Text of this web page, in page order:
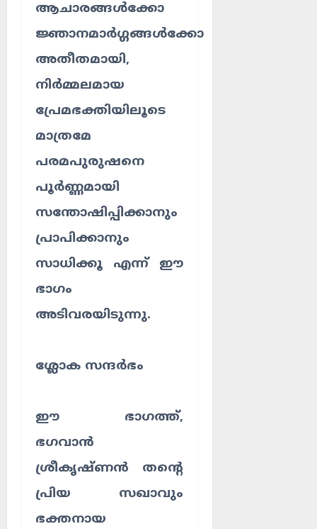
ആചാരങ്ങൾക്കോ
ജ്ഞാനമാർഗ്ഗങ്ങൾക്കോ
അതീതമായി,
നിർമ്മലമായ
പ്രേമഭക്തിയിലൂടെ
മാത്രമേ
പരമപുരുഷനെ
പൂർണ്ണമായി
സന്തോഷിപ്പിക്കാനും
പ്രാപിക്കാനും
സാധിക്കൂ എന്ന് ഈ
ഭാഗം
അടിവരയിടുന്നു.
ശ്ലോക സന്ദർഭം
ഈ ഭാഗത്ത്,
ഭഗവാൻ
ശ്രീകൃഷ്ണൻ തന്റെ
പ്രിയ സഖാവും
ഭക്തനായ